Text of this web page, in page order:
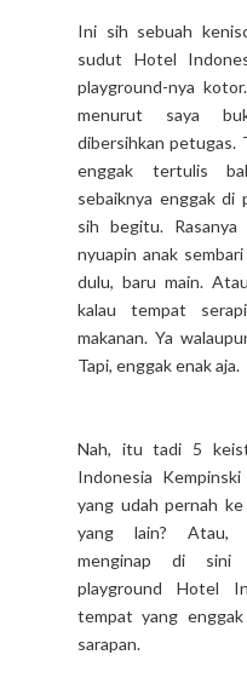
Ini sih sebuah
sudut Hotel
playground-nya
menurut saya
dibersihkan petugas.
enggak tertulis
sebaiknya enggak di
sih begitu.
nyuapin anak
dulu, baru main.
kalau tempat
makanan. Ya
Tapi, enggak enak aja.
Nah, itu tadi 5
Indonesia
yang udah pernah
yang lain? Atau,
menginap di sini
playground Hotel
tempat yang
sarapan.